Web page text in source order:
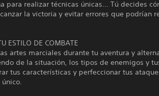
para realizar técnicas únicas... Tú decides
la victoria y evitar errores que podrían
ESTILO DE COMBATE
artes marciales durante tu aventura y
de la situación, los tipos de enemigos y
tus características y perfeccionar tus